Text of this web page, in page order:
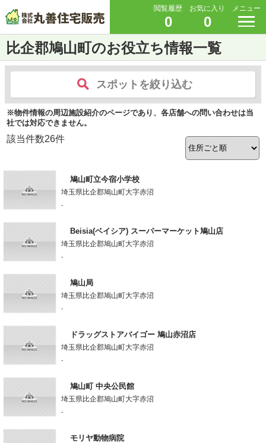
閲覧履歴
0
お気に入り
0
メニュー
比企郡鳩山町のお役立ち情報一覧
スポットを絞り込む
※物件情報の周辺施設紹介のページであり、各店舗への問い合わせは当
社では対応できません。
該当件数26件
鳩山町立今宿小学校
埼玉県比企郡鳩山町大字赤沼
-
Beisia(ベイシア) スーパーマーケット鳩山店
埼玉県比企郡鳩山町大字赤沼
-
鳩山局
埼玉県比企郡鳩山町大字赤沼
-
ドラッグストアバイゴー 鳩山赤沼店
埼玉県比企郡鳩山町大字赤沼
-
鳩山町 中央公民館
埼玉県比企郡鳩山町大字赤沼
-
モリヤ動物病院